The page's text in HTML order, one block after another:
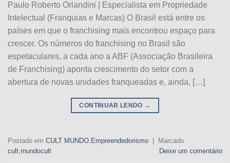
Paulo Roberto Orlandini | Especialista em Propriedade
Intelectual (Franquias e Marcas) O Brasil está entre os
países em que o franchising mais encontrou espaço para
crescer. Os números do franchising no Brasil são
espetaculares, a cada ano a ABF (Associação Brasileira
de Franchising) aponta crescimento do setor com a
abertura de novas unidades franqueadas e, ainda, […]
CONTINUAR LENDO →
Postado em CULT MUNDO Empreendedorismo | Marcado
cult mundocult Deixe um comentário